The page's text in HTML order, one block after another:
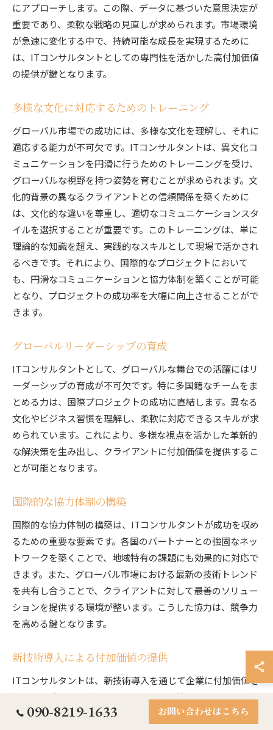
にアプローチします。この際、データに基づいた意思決定が
重要であり、柔軟な戦略の見直しが求められます。市場環境
が急速に変化する中で、持続可能な成長を実現するために
は、ITコンサルタントとしての専門性を活かした高付加価値
の提供が鍵となります。
多様な文化に対応するためのトレーニング
グローバル市場での成功には、多様な文化を理解し、それに
適応する能力が不可欠です。ITコンサルタントは、異文化コ
ミュニケーションを円滑に行うためのトレーニングを受け、
グローバルな視野を持つ姿勢を育むことが求められます。文
化的背景の異なるクライアントとの信頼関係を築くために
は、文化的な違いを尊重し、適切なコミュニケーションスタ
イルを選択することが重要です。このトレーニングは、単に
理論的な知識を超え、実践的なスキルとして現場で活かされ
るべきです。それにより、国際的なプロジェクトにおいて
も、円滑なコミュニケーションと協力体制を築くことが可能
となり、プロジェクトの成功率を大幅に向上させることがで
きます。
グローバルリーダーシップの育成
ITコンサルタントとして、グローバルな舞台での活躍にはリ
ーダーシップの育成が不可欠です。特に多国籍なチームをま
とめる力は、国際プロジェクトの成功に直結します。異なる
文化やビジネス習慣を理解し、柔軟に対応できるスキルが求
められています。これにより、多様な視点を活かした革新的
な解決策を生み出し、クライアントに付加価値を提供するこ
とが可能となります。
国際的な協力体制の構築
国際的な協力体制の構築は、ITコンサルタントが成功を収め
るための重要な要素です。各国のパートナーとの強固なネッ
トワークを築くことで、地域特有の課題にも効果的に対応で
きます。また、グローバル市場における最新の技術トレンド
を共有し合うことで、クライアントに対して最善のソリュー
ションを提供する環境が整います。こうした協力は、競争力
を高める鍵となります。
新技術導入による付加価値の提供
ITコンサルタントは、新技術導入を通じて企業に付加価値を
提供する重要な役割を果たしています。特に、AIやIoT、ブ
ロックチェーンなどの先進技術は、業務プロセスの最適化や
090-8219-1633 お問い合わせはこちら